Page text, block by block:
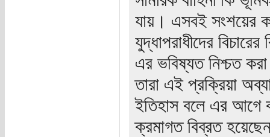
যায়। এসবই সংশয়ের
যুদ্ধাপরাধীদের
এর ভবিষ্যত নিশ্চত
তারা এই প্রক্রিয়া
ইতিহাস বলে এর আগে
ক্রমাগত বিব্রত